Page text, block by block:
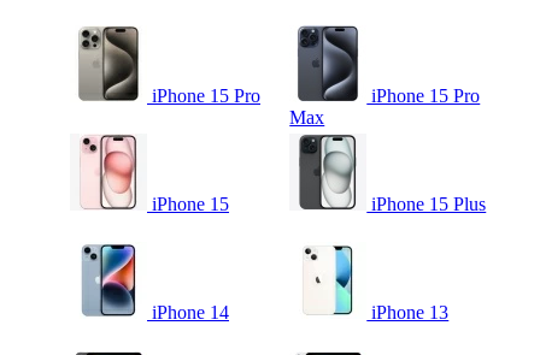
iPhone 15 Pro
iPhone 15 Pro
Max
iPhone 15 iPhone 15 Plus
iPhone 14 iPhone 13